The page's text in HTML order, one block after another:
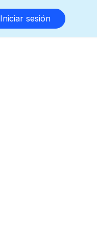
Iniciar sesión